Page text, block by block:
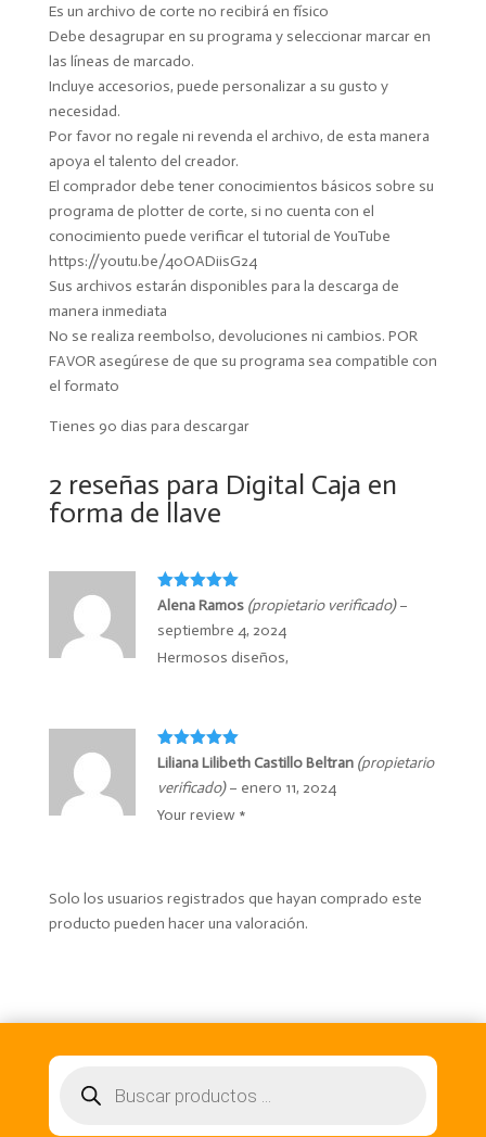
Es un archivo de corte no recibirá en físico
Debe desagrupar en su programa y seleccionar marcar en
las líneas de marcado.
Incluye accesorios, puede personalizar a su gusto y
necesidad.
Por favor no regale ni revenda el archivo, de esta manera
apoya el talento del creador.
El comprador debe tener conocimientos básicos sobre su
programa de plotter de corte, si no cuenta con el
conocimiento puede verificar el tutorial de YouTube
https://youtu.be/40OADiisG24
Sus archivos estarán disponibles para la descarga de
manera inmediata
No se realiza reembolso, devoluciones ni cambios. POR
FAVOR asegúrese de que su programa sea compatible con
el formato
Tienes 90 dias para descargar
2 reseñas para Digital Caja en
forma de llave
Valorado
Alena Ramos (propietario verificado) –
septiembre 4, 2024
Hermosos diseños,
Valorado
Liliana Lilibeth Castillo Beltran (propietario
verificado) – enero 11, 2024
Your review *
Solo los usuarios registrados que hayan comprado este
producto pueden hacer una valoración.
productos